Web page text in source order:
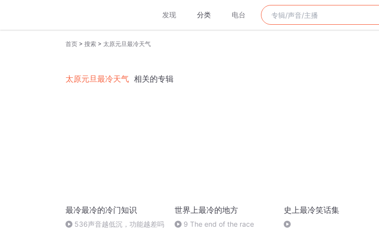
发现 分类 电台
首页 > 搜索 > 太原元旦最冷天气
太原元旦最冷天气 相关的专辑
最冷最冷的冷门知识
536声音越低沉，功能越差吗
世界上最冷的地方
9 The end of the race
史上最冷笑话集